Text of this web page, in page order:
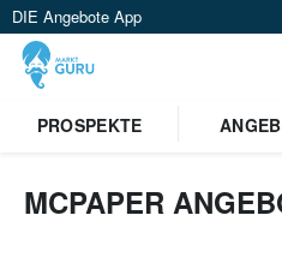
DIE Angebote App
PROSPEKTE
MCPAPER